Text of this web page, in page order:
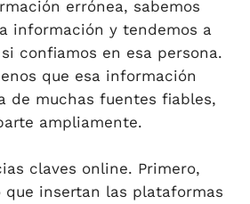
errónea, sabemos
información y tendemos a
confiamos en esa persona.
que esa información
de muchas fuentes fiables,
ampliamente.
claves online. Primero,
que insertan las plataformas